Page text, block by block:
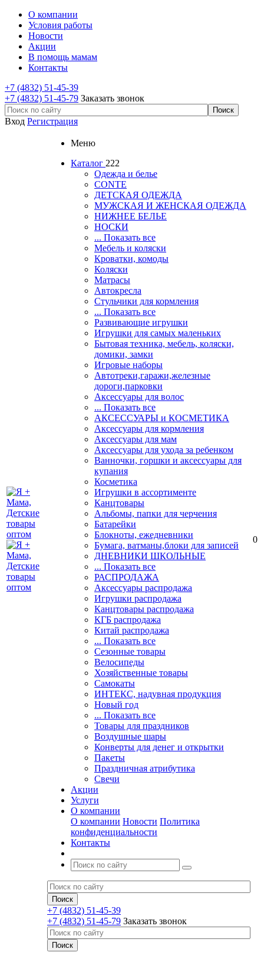
О компании
Условия работы
Новости
Акции
В помощь мамам
Контакты
+7 (4832) 51-45-39
+7 (4832) 51-45-79 Заказать звонок
Вход Регистрация
Меню
Каталог 222
Одежда и белье
CONTE
ДЕТСКАЯ ОДЕЖДА
МУЖСКАЯ И ЖЕНСКАЯ ОДЕЖДА
НИЖНЕЕ БЕЛЬЕ
НОСКИ
... Показать все
Мебель и коляски
Кроватки, комоды
Коляски
Матрасы
Автокресла
Стульчики для кормления
... Показать все
Развивающие игрушки
Игрушки для самых маленьких
Бытовая техника, мебель, коляски,
домики, замки
Игровые наборы
Автотреки,гаражи,железные
дороги,парковки
Аксессуары для волос
... Показать все
АКСЕССУАРЫ и КОСМЕТИКА
Аксессуары для кормления
Аксессуары для мам
Аксессуары для ухода за ребенком
Ванночки, горшки и аксессуары для
купания
Косметика
Игрушки в ассортименте
Канцтовары
Альбомы, папки для черчения
Батарейки
Блокноты, ежедневники
Бумага, ватманы,блоки для записей
ДНЕВНИКИ ШКОЛЬНЫЕ
... Показать все
РАСПРОДАЖА
Аксессуары распродажа
Игрушки распродажа
Канцтовары распродажа
КГБ распродажа
Китай распродажа
... Показать все
Сезонные товары
Велосипеды
Хозяйственные товары
Самокаты
ИНТЕКС, надувная продукция
Новый год
... Показать все
Товары для праздников
Воздушные шары
Конверты для денег и открытки
Пакеты
Праздничная атрибутика
Свечи
Акции
Услуги
О компании
О компании Новости Политика
конфиденциальности
Контакты
+7 (4832) 51-45-39
+7 (4832) 51-45-79 Заказать звонок
0